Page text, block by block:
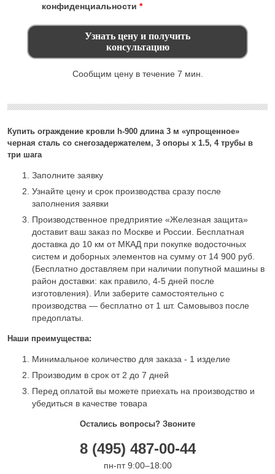
Купить ограждение кровли h-900 длина 3 м «упрощенное»
черная сталь со снегозадержателем, 3 опоры х 1.5, 4 трубы в
три шага
Заполните заявку
Узнайте цену и срок производства сразу после
заполнения заявки
Производственное предприятие «Железная защита»
доставит ваш заказ по Москве и России. Бесплатная
доставка до 10 км от МКАД при покупке водосточных
систем и доборных элементов на сумму от 14 900 руб.
(Бесплатно доставляем при наличии попутной машины в
район доставки: как правило, 4-5 дней после
изготовления). Или заберите самостоятельно с
производства — бесплатно от 1 шт. Самовывоз после
предоплаты.
Наши преимущества:
Минимальное количество для заказа - 1 изделие
Производим в срок от 2 до 7 дней
Перед оплатой вы можете приехать на производство и
убедиться в качестве товара
конфиденциальности *
Сообщим цену в течение 7 мин.
Остались вопросы? Звоните
8 (495) 487-00-44
пн-пт 9:00–18:00